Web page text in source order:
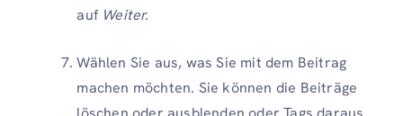
auf Weiter.
Wählen Sie aus, was Sie mit dem Beitrag
machen möchten. Sie können die Beiträge